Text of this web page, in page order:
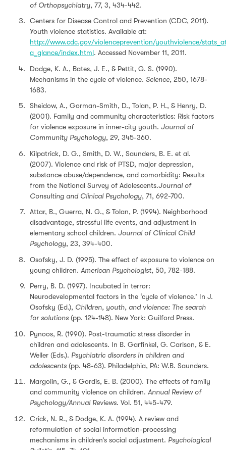
of Orthopsychiatry, 77, 3, 434-442.
Centers for Disease Control and Prevention (CDC, 2011).
Youth violence statistics. Available at:
http://www.cdc.gov/violenceprevention/youthviolence/
a_glance/index.html. Accessed November 11, 2011.
Dodge, K. A., Bates, J. E., & Pettit, G. S. (1990).
Mechanisms in the cycle of violence. Science, 250, 1678-
1683.
Sheidow, A., Gorman-Smith, D., Tolan, P. H., & Henry, D.
(2001). Family and community characteristics: Risk factors
for violence exposure in inner-city youth. Journal of
Community Psychology, 29, 345-360.
Kilpatrick, D. G., Smith, D. W., Saunders, B. E. et al.
(2007). Violence and risk of PTSD, major depression,
substance abuse/dependence, and comorbidity: Results
from the National Survey of Adolescents.Journal of
Consulting and Clinical Psychology, 71, 692-700.
Attar, B., Guerra, N. G., & Tolan, P. (1994). Neighborhood
disadvantage, stressful life events, and adjustment in
elementary school children. Journal of Clinical Child
Psychology, 23, 394-400.
Osofsky, J. D. (1995). The effect of exposure to violence on
young children. American Psychologist, 50, 782-188.
Perry, B. D. (1997). Incubated in terror:
Neurodevelopmental factors in the ‘cycle of violence.’ In J.
Osofsky (Ed.), Children, youth, and violence: The search
for solutions (pp. 124-148). New York: Guilford Press.
Pynoos, R. (1990). Post-traumatic stress disorder in
children and adolescents. In B. Garfinkel, G. Carlson, & E.
Weller (Eds.). Psychiatric disorders in children and
adolescents (pp. 48-63). Philadelphia, PA: W.B. Saunders.
Margolin, G., & Gordis, E. B. (2000). The effects of family
and community violence on children. Annual Review of
Psychology/Annual Reviews. Vol. 51, 445-479.
Crick, N. R., & Dodge, K. A. (1994). A review and
reformulation of social information-processing
mechanisms in children’s social adjustment. Psychological